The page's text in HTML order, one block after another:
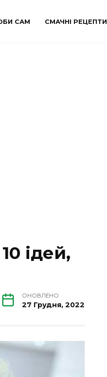
САМ СМАЧНІ РЕЦЕПТИ
ідей,
ОНОВЛЕНО
27 Грудня, 2022